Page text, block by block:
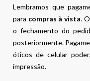
Lembramos que
para compras à vista.
o fechamento do
posteriormente.
óticos de celular
impressão.